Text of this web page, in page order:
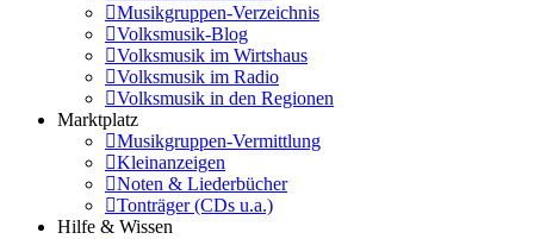
Musikgruppen-Verzeichnis
Volksmusik-Blog
Volksmusik im Wirtshaus
Volksmusik im Radio
Volksmusik in den Regionen
Marktplatz
Musikgruppen-Vermittlung
Kleinanzeigen
Noten & Liederbücher
Tonträger (CDs u.a.)
Hilfe & Wissen